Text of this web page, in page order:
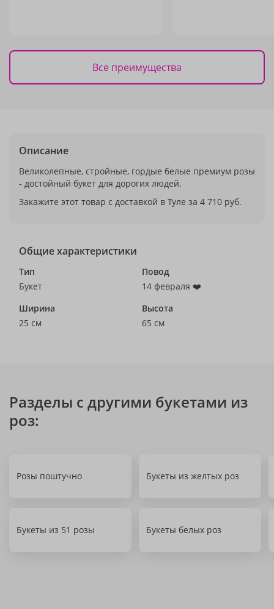
Все преимущества
Описание
Великолепные, стройные, гордые белые премиум розы
- достойный букет для дорогих людей.
Закажите этот товар с доставкой в Туле за 4 710 руб.
Общие характеристики
Тип
Букет
Повод
14 февраля ❤️
Ширина
25 см
Высота
65 см
Разделы с другими букетами из
роз:
Розы поштучно Букеты из желтых роз
Букеты из 51 розы Букеты белых роз